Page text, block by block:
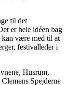
til det
er hele idéen bag
kan være med til at
festivalleder i
Husrum,
Spejderne